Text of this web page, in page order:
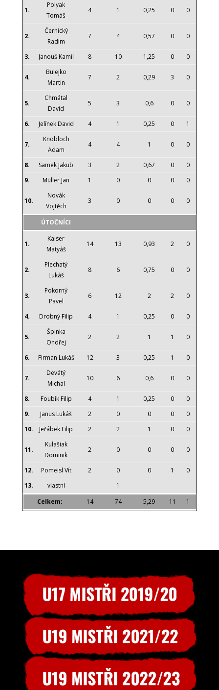
1.
Polyak
Tomáš
4 1 0,25 0 0
2.
Černický
Radim
7 4 0,57 0 0
3. Janouš Kamil 8 10 1,25 0 0
4.
Bulejko
Martin
7 2 0,29 3 0
5.
Chmátal
David
5 3 0,6 0 0
6. Jelínek David 4 1 0,25 0 1
7.
Knobloch
Adam
4 4 1 0 0
8. Samek Jakub 3 2 0,67 0
0
9.
Müller Jan 1 0 0 0 0
10.
Novák
Vojtěch
3 0 0 0 0
ÚTOČNÍCI
1.
Kaiser
Matyáš
14 13 0,93 2 0
2.
Plechatý
Lukáš
8 6 0,75 0 0
3.
Pokorný
Pavel
6 12 2 2 0
4. Drobný Filip 4 1 0,25 0 0
5.
Špinka
Ondřej
2 2 1 1 0
6. Firman Lukáš 12 3 0,25 1 0
7.
Devátý
Michal
10 6 0,6 0 0
8. Foubík Filip 4 1 0,25 0
0
9.
Janus Lukáš 2 0 0 0
0
10.
Jeřábek Filip 2 2 1 0 0
11.
Kulašiak
Dominik
2 0 0 0 0
12. Pomeisl Vít 2 0 0 1
0
13.
vlastní
1
Celkem:
14 74 5,29 11 1